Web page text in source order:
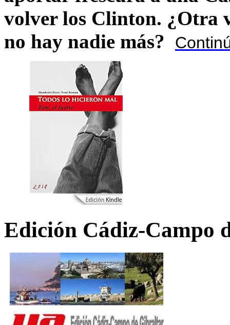
volver los Clinton. ¿Otra
no hay nadie más?
Edición Cádiz-Campo